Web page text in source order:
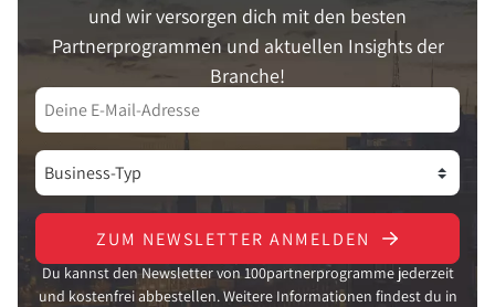
und wir versorgen dich mit den besten
Partnerprogrammen und aktuellen Insights der
Branche!
ZUM NEWSLETTER ANMELDEN
Du kannst den Newsletter von 100partnerprogramme jederzeit
und kostenfrei abbestellen. Weitere Informationen findest du in